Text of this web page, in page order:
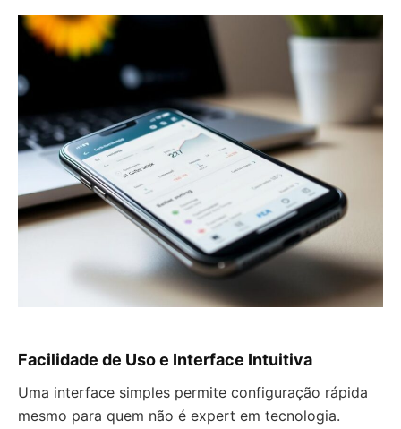
Facilidade de Uso e Interface Intuitiva
Uma interface simples permite configuração rápida
mesmo para quem não é expert em tecnologia.